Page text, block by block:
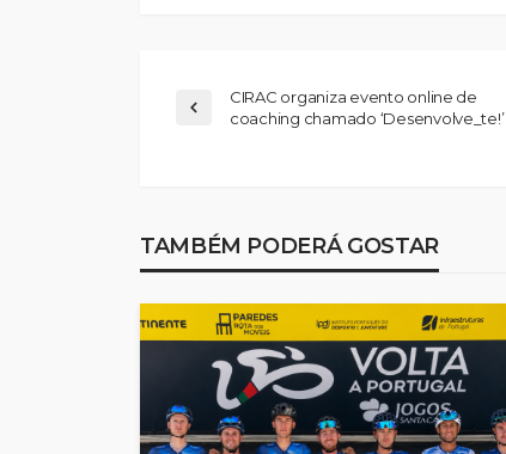
CIRAC organiza evento online de
coaching chamado ‘Desenvolve_te!’
TAMBÉM PODERÁ GOSTAR